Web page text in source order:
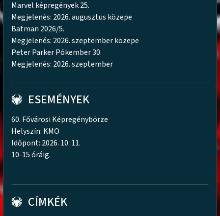
Marvel képregények 25.
Megjelenés: 2026. augusztus közepe
Batman 2026/5.
Megjelenés: 2026. szeptember közepe
Peter Parker Pókember 30.
Megjelenés: 2026. szeptember
ESEMÉNYEK
60. Fővárosi Képregénybörze
Helyszín: KMO
Időpont: 2026. 10. 11.
10-15 óráig.
CÍMKÉK